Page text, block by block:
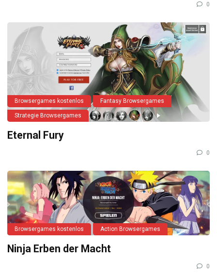
0
Browsergames kostenlos Fantasy Browsergames
Strategie Browsergames
Eternal Fury
0
Browsergames kostenlos Action Browsergames
Ninja Erben der Macht
0